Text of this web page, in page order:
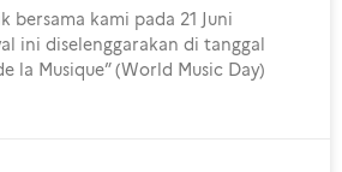
bersama kami pada 21 Juni
ini diselenggarakan di tanggal
la Musique” (World Music Day)